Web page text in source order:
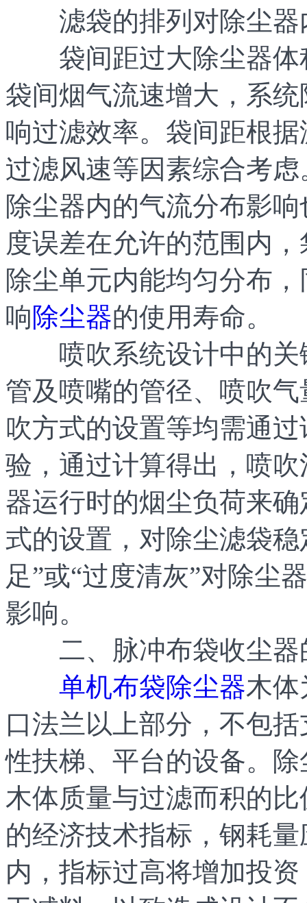
滤袋的排列对除尘器
袋间距过大除尘器体
袋间烟气流速增大，系
响过滤效率。袋间距根
过滤风速等因素综合考
除尘器内的气流分布影
度误差在允许的范围内
除尘单元内能均匀分布
响除尘器的使用寿命。
喷吹系统设计中的关
管及喷嘴的管径、喷吹
吹方式的设置等均需通
验，通过计算得出，喷
器运行时的烟尘负荷来
式的设置，对除尘滤袋
足”或“过度清灰”对除尘
影响。
二、脉冲布袋收尘器
单机布袋除尘器木体
口法兰以上部分，不包
性扶梯、平台的设备。
木体质量与过滤而积的
的经济技术指标，钢耗
内，指标过高将增加投